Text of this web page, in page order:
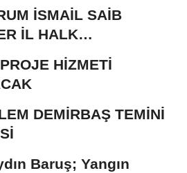
İSMAİL SAİB
İL HALK
BAKIM VE
HİZMETİ
DEMİRBAŞ TEMİNİ
Baruş; Yangın